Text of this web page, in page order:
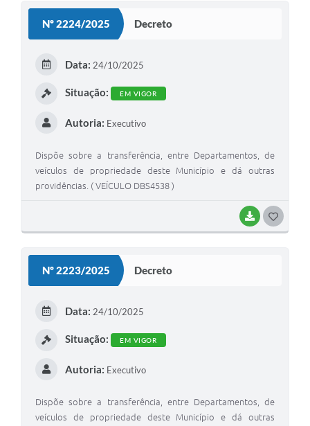
Nº 2224/2025 Decreto
BAIXAR
Data: 24/10/2025
Situação: EM VIGOR
Autoria: Executivo
Dispõe sobre a transferência, entre Departamentos, de
veículos de propriedade deste Município e dá outras
providências. ( VEÍCULO DBS4538 )
Nº 2223/2025 Decreto
Data: 24/10/2025
Situação: EM VIGOR
Autoria: Executivo
Dispõe sobre a transferência, entre Departamentos, de
veículos de propriedade deste Município e dá outras